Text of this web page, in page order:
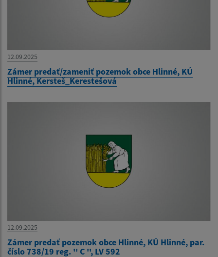
12.09.2025
Zámer predať/zameniť pozemok obce Hlinné, KÚ
Hlinné, Kersteš_Kerestešová
12.09.2025
Zámer predať pozemok obce Hlinné, KÚ Hlinné, par.
číslo 738/19 reg. '' C '', LV 592